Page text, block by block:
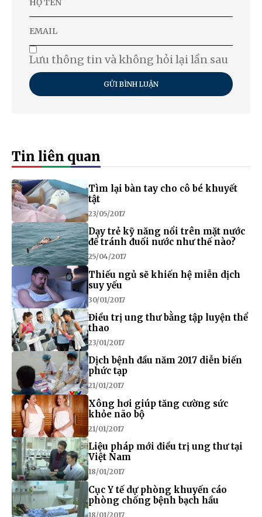
Lưu thông tin và không hỏi lại lần sau
GỬI BÌNH LUẬN
Tin liên quan
Tìm lại bàn tay cho cô bé khuyết
tật
23/05/2017
Dạy trẻ kỹ năng nổi trên mặt nước
để tránh đuối nước như thế nào?
25/04/2017
Thiếu ngủ sẽ khiến hệ miễn dịch
suy yếu
30/01/2017
Điều trị ung thư bằng tập luyện thể
thao
23/01/2017
Dịch bệnh đầu năm 2017 diễn biến
phức tạp
21/01/2017
Xông hơi giúp tăng cường sức
khỏe não bộ
21/01/2017
Liệu pháp mới điều trị ung thư tại
Việt Nam
18/01/2017
Cục Y tế dự phòng khuyến cáo
phòng chống bệnh bạch hầu
18/01/2017